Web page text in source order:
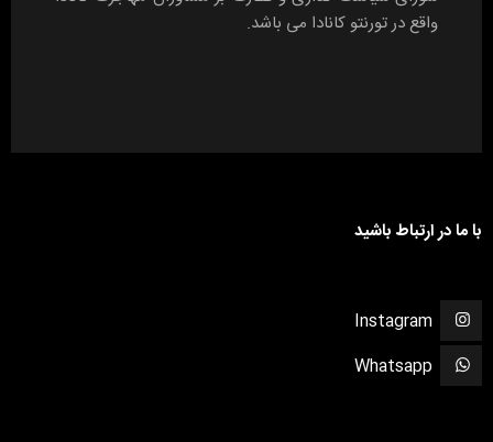
واقع در تورنتو کانادا می باشد.
با ما در ارتباط باشید
Instagram
Whatsapp